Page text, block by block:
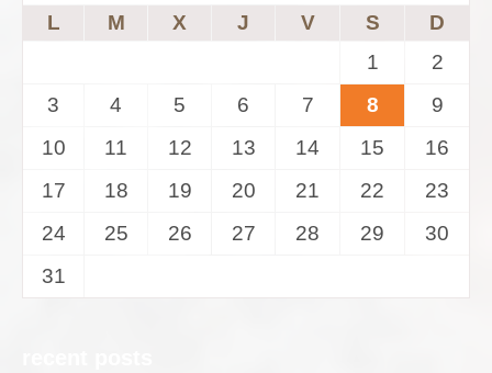
L
M X J V S
D
1
2
3
4 5 6 7 8
9
10
11 12 13 14 15
16
17
18 19 20 21 22
23
24
25 26 27 28 29
30
31